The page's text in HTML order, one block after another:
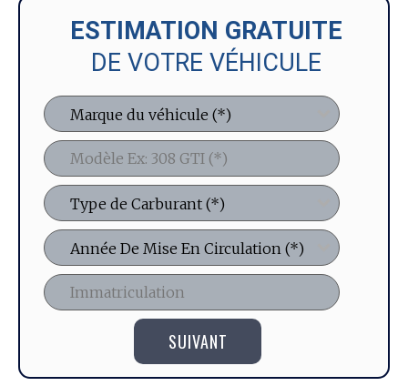
ESTIMATION GRATUITE
DE VOTRE VÉHICULE
SUIVANT